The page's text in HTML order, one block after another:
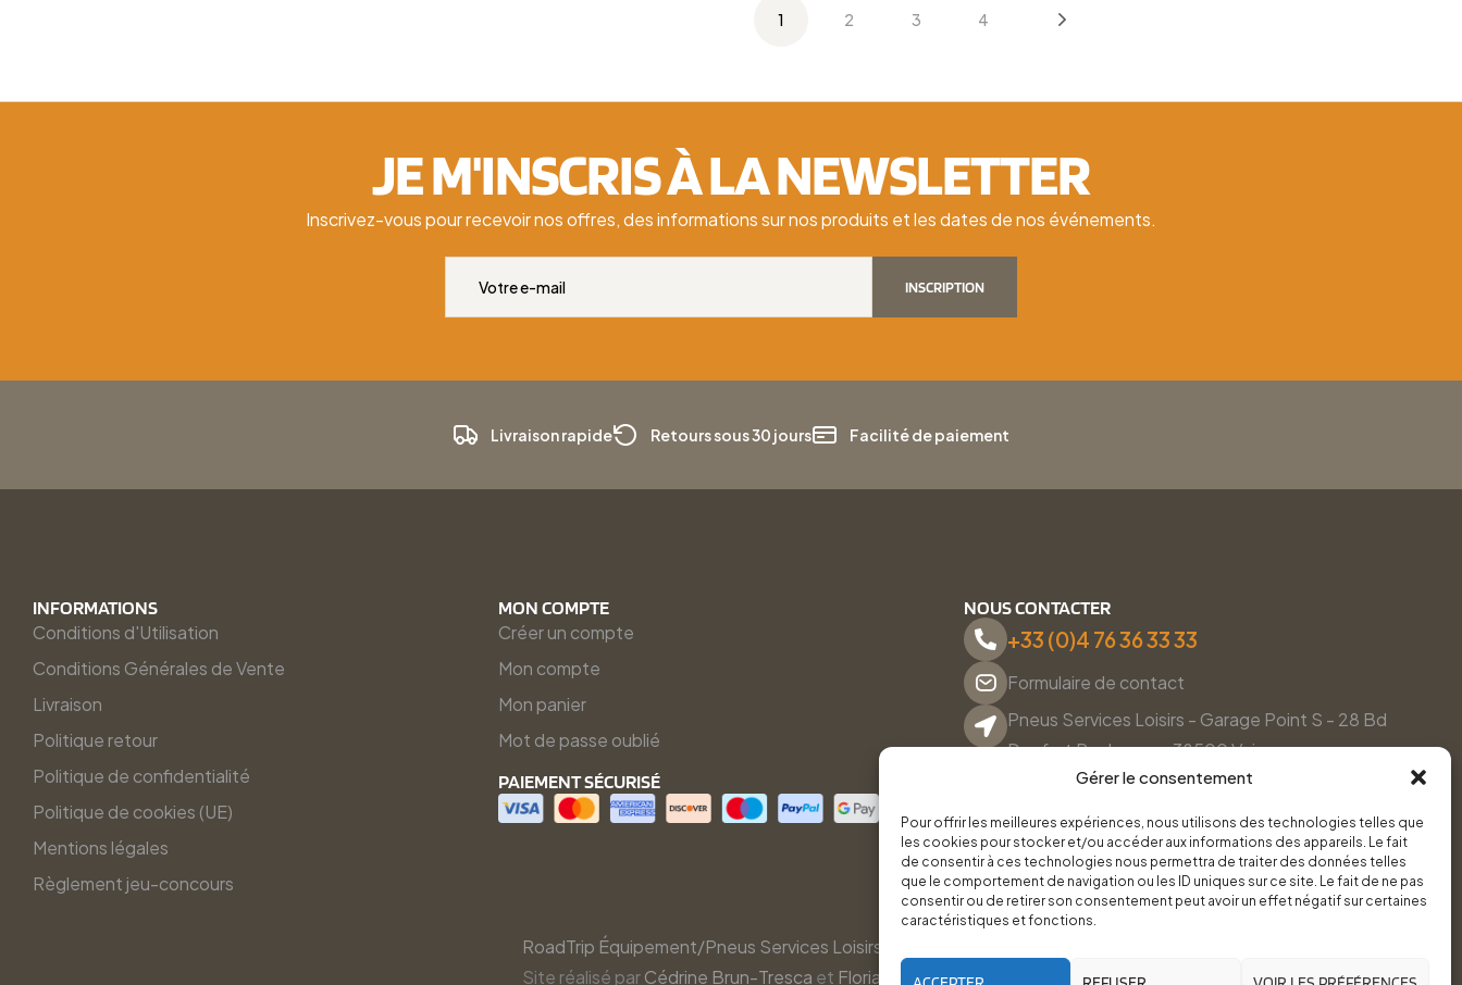
Gérer le consentement
Pour offrir les meilleures expériences, nous utilisons des technologies telles que
les cookies pour stocker et/ou accéder aux informations des appareils. Le fait
de consentir à ces technologies nous permettra de traiter des données telles
que le comportement de navigation ou les ID uniques sur ce site. Le fait de ne pas
consentir ou de retirer son consentement peut avoir un effet négatif sur certaines
caractéristiques et fonctions.
1 2 3 4
JE M'INSCRIS À LA NEWSLETTER
Inscrivez-vous pour recevoir nos offres, des informations sur nos produits et les dates de nos événements.
INSCRIPTION
Livraison rapide Retours sous 30 jours Facilité de paiement
INFORMATIONS
Conditions d'Utilisation
Conditions Générales de Vente
Livraison
Politique retour
Politique de confidentialité
Politique de cookies (UE)
Mentions légales
Règlement jeu-concours
MON COMPTE
Créer un compte
Mon compte
Mon panier
Mot de passe oublié
PAIEMENT SÉCURISÉ
NOUS CONTACTER
+33 (0)4 76 36 33 33
Formulaire de contact
Pneus Services Loisirs - Garage Point S - 28 Bd
Denfert Rochereau, 38500 Voiron
Du lundi au vendredi, de 8h30 à 12h00 et de 14h00 à
RoadTrip Équipement/Pneus Services Loisirs - 2026
Site réalisé parCédrine Brun-Tresca et Florian Ledru